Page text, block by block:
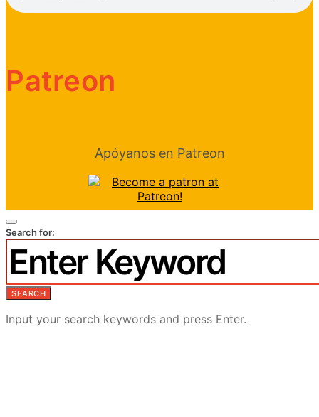
Patreon
Apóyanos en Patreon
Search for:
SEARCH
Input your search keywords and press Enter.